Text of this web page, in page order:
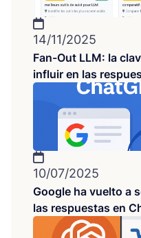
14/11/2025
Fan-Out LLM: la
influir en las
10/07/2025
Google ha vuelto a
las respuestas en